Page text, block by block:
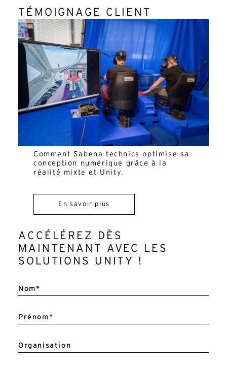
TÉMOIGNAGE CLIENT
Comment Sabena technics optimise sa
conception numérique grâce à la
réalité mixte et Unity.
En savoir plus
ACCÉLÉREZ DÈS
MAINTENANT AVEC LES
SOLUTIONS UNITY !
Nom*
Prénom*
Organisation
t
e
a
t
e
: